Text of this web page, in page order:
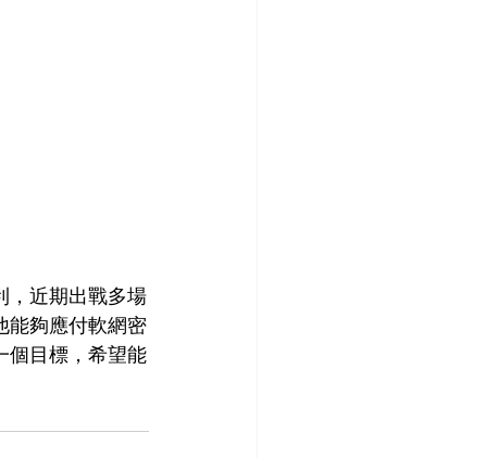
，近期出戰多場
能夠應付軟網密
個目標，希望能